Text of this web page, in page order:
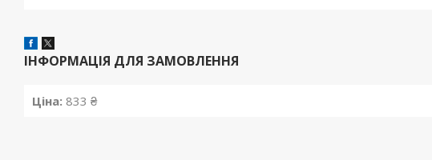
ІНФОРМАЦІЯ ДЛЯ ЗАМОВЛЕННЯ
Ціна: 833 ₴